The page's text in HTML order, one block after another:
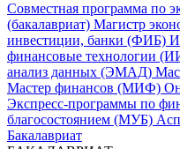
Совместная программа
(бакалавриат) Магистр
инвестиции, банки (ФИБ)
финансовые технологии
анализ данных (ЭМАД)
Мастер финансов (МИФ)
Экспресс-программы по
благосостоянием (МУБ)
Бакалавриат